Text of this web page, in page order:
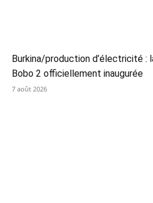
Burkina/production d’électricité :
Bobo 2 officiellement inaugurée
7 août 2026